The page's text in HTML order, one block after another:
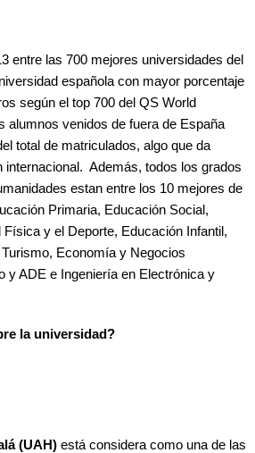
entre las 700 mejores universidades del
española con mayor porcentaje
según el top 700 del QS World
alumnos venidos de fuera de España
total de matriculados, algo que da
internacional. Además, todos los grados
estan entre los 10 mejores de
Primaria, Educación Social,
y el Deporte, Educación Infantil,
Economía y Negocios
y ADE e Ingeniería en Electrónica y
la universidad?
(UAH) está considera como una de las